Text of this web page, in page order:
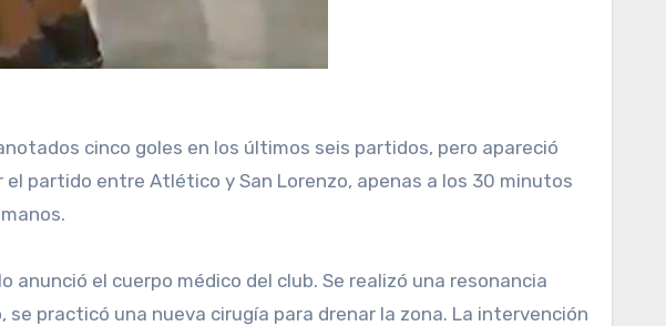
cinco goles en los últimos seis partidos, pero apareció
partido entre Atlético y San Lorenzo, apenas a los 30 minutos
el cuerpo médico del club. Se realizó una resonancia
practicó una nueva cirugía para drenar la zona. La intervención